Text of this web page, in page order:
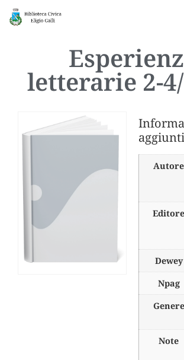
letterarie 2-
Autore
Editore
Dewey
Npag
Genere
Note